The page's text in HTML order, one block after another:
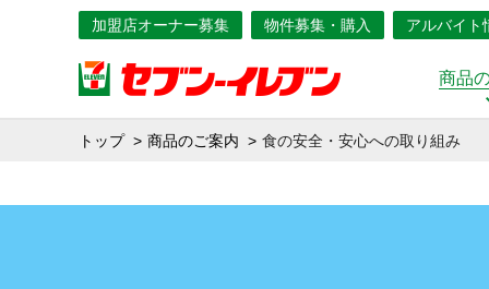
加盟店オーナー募集 物件募集・購入 アルバイト
商品
トップ 商品のご案内 食の安全・安心への取り組み